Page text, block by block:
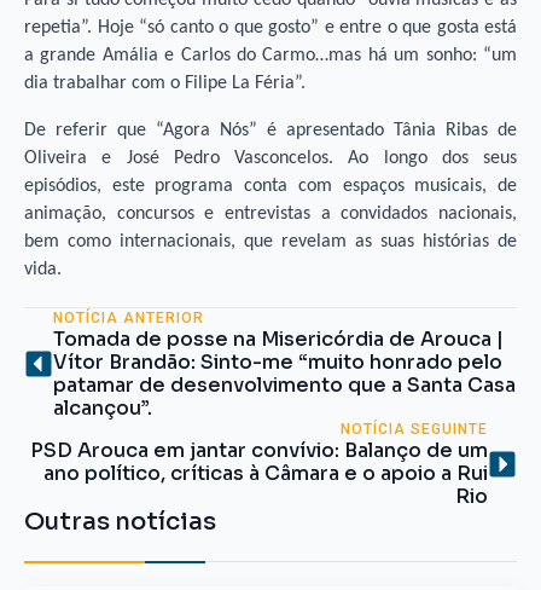
repetia”. Hoje “só canto o que gosto” e entre o que gosta está
a grande Amália e Carlos do Carmo…mas há um sonho: “um
dia trabalhar com o Filipe La Féria”.
De referir que “Agora Nós” é apresentado Tânia Ribas de
Oliveira e José Pedro Vasconcelos. Ao longo dos seus
episódios, este programa conta com espaços musicais, de
animação, concursos e entrevistas a convidados nacionais,
bem como internacionais, que revelam as suas histórias de
vida.
NOTÍCIA ANTERIOR
Tomada de posse na Misericórdia de Arouca |
Vítor Brandão: Sinto-me “muito honrado pelo
patamar de desenvolvimento que a Santa Casa
alcançou”.
NOTÍCIA SEGUINTE
PSD Arouca em jantar convívio: Balanço de um
ano político, críticas à Câmara e o apoio a Rui
Rio
Outras notícias